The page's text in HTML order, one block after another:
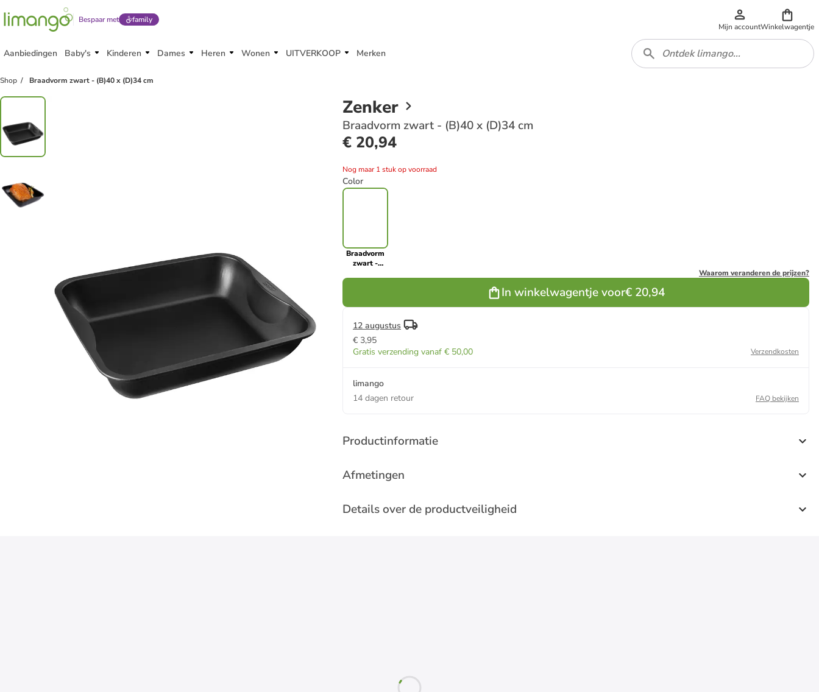
Bespaar met family
Mijn accountWinkelwagentje
Aanbiedingen Baby's Kinderen Dames Heren Wonen UITVERKOOP Merken
Shop Braadvorm zwart - (B)40 x (D)34 cm
Zenker
Braadvorm zwart - (B)40 x (D)34 cm
€ 20,94
Nog maar 1 stuk op voorraad
Color
Braadvorm
zwart -
Waarom veranderen de prijzen?
In winkelwagentje voor€ 20,94
12 augustus
€ 3,95
Gratis verzending vanaf € 50,00
Verzendkosten
limango
14 dagen retour
FAQ bekijken
Productinformatie
Afmetingen
Details over de productveiligheid